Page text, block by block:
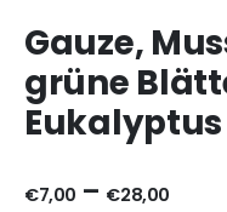
Gauze,
grüne
Eukalyptus
€7,00 – €28,00